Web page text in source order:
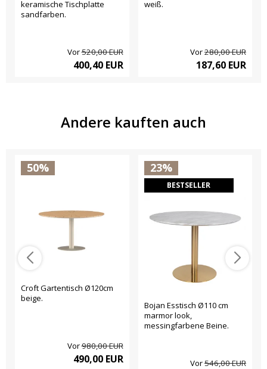
keramische Tischplatte
sandfarben.
Vor520,00 EUR
400,40 EUR
weiß.
Vor280,00 EUR
187,60 EUR
Andere kauften auch
50%
Croft Gartentisch Ø120cm
beige.
Vor980,00 EUR
490,00 EUR
23%
BESTSELLER
Bojan Esstisch Ø110 cm
marmor look,
messingfarbene Beine.
Vor546,00 EUR